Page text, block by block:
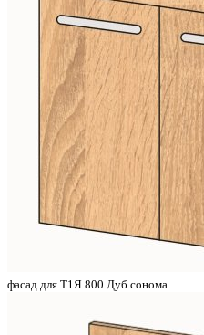
фасад для Т1Я 800 Дуб сонома